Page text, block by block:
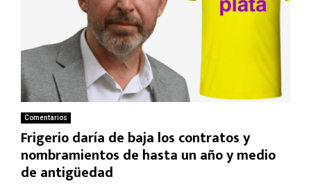
Comentarios
Frigerio daría de baja los contratos y
nombramientos de hasta un año y medio
de antigüedad